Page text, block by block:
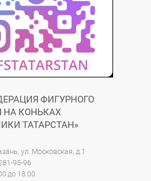
ФИГУРНОГО
НА КОНЬКАХ
ТАТАРСТАН»
ул. Московская, д.1
95-96
до 18:00